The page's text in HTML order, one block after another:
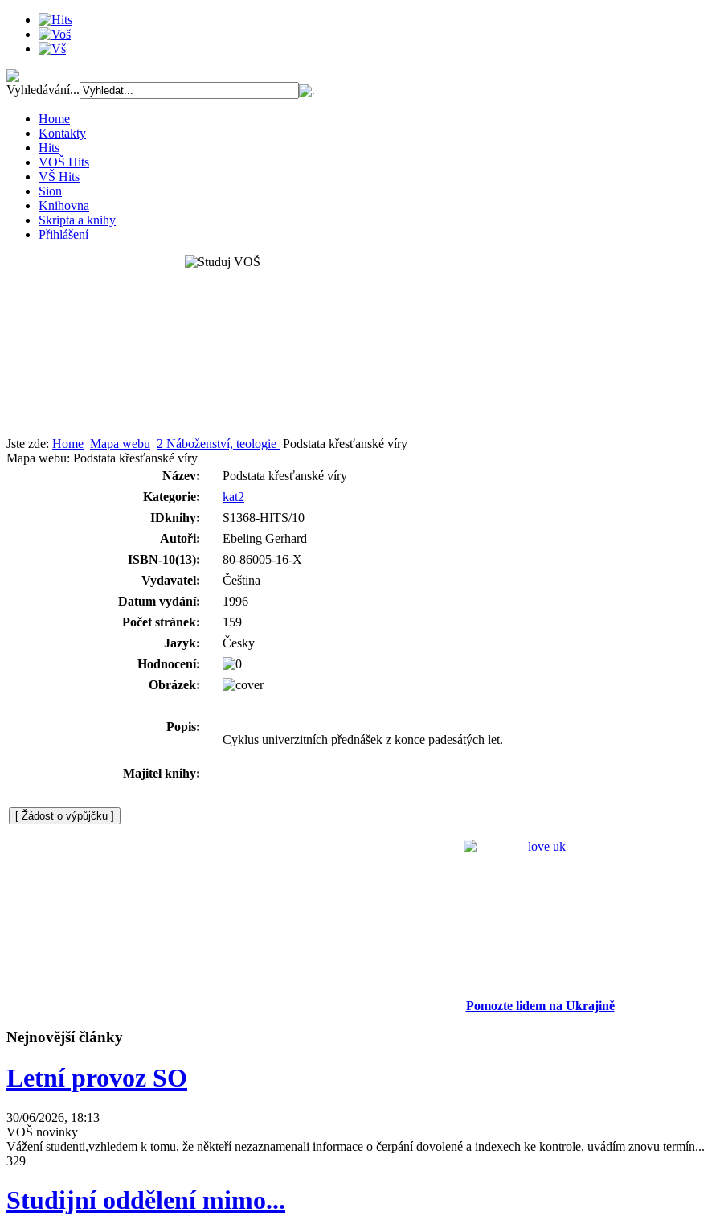
Vyhledávání...
Home
Kontakty
Hits
VOŠ Hits
VŠ Hits
Sion
Knihovna
Skripta a knihy
Přihlášení
Jste zde: Home Mapa webu 2 Náboženství, teologie Podstata křesťanské víry
Mapa webu: Podstata křesťanské víry
Název:
Podstata křesťanské víry
Kategorie:
kat2
IDknihy:
S1368-HITS/10
Autoři:
Ebeling Gerhard
ISBN-10(13):
80-86005-16-X
Vydavatel:
Čeština
Datum vydání:
1996
Počet stránek:
159
Jazyk:
Česky
Hodnocení:
Obrázek:
Popis:
Cyklus univerzitních přednášek z konce padesátých let.
Majitel knihy:
Pomozte lidem na Ukrajině
Nejnovější články
Letní provoz SO
30/06/2026, 18:13
VOŠ novinky
Vážení studenti,vzhledem k tomu, že někteří nezaznamenali informace o čerpání dovolené a indexech ke kontrole, uvádím znovu termín...
329
Studijní oddělení mimo...